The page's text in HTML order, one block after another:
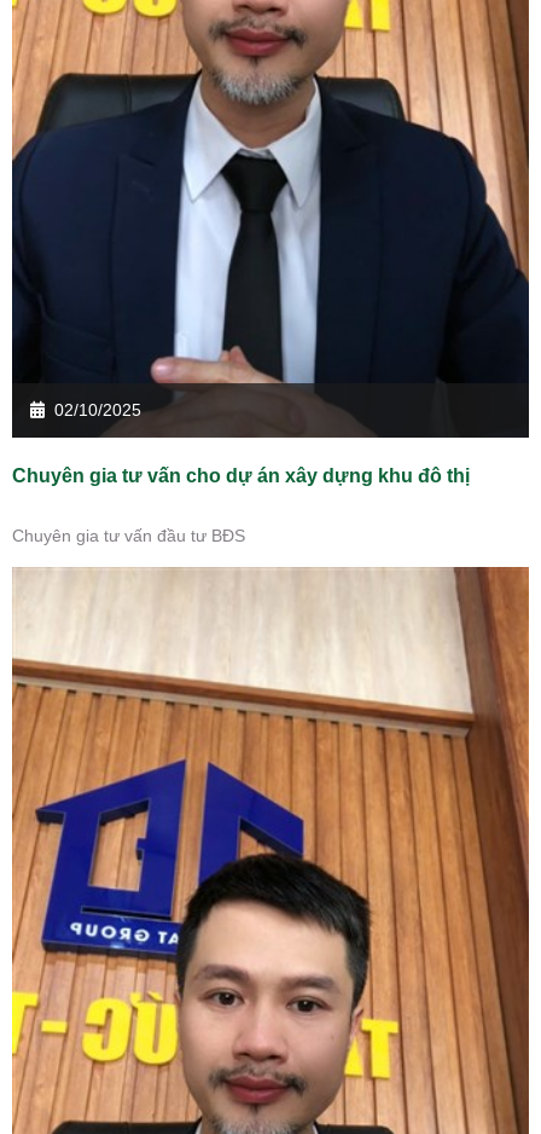
02/10/2025
Chuyên gia tư vấn cho dự án xây dựng khu đô thị
Chuyên gia tư vấn đầu tư BĐS